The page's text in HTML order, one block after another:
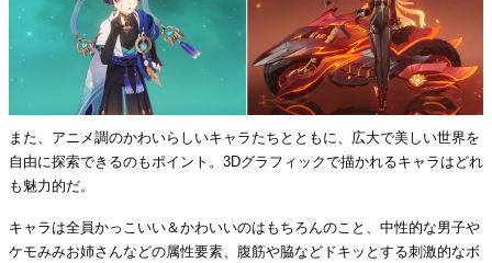
また、アニメ調のかわいらしいキャラたちとともに、広大で美しい世界を
自由に探索できるのもポイント。3Dグラフィックで描かれるキャラはどれ
も魅力的だ。
キャラは全員かっこいい＆かわいいのはもちろんのこと、中性的な男子や
ケモみみお姉さんなどの属性要素、腹筋や脇などドキッとする刺激的なボ